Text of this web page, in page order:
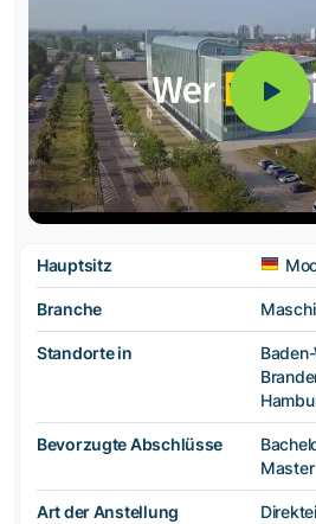
Hauptsitz
Branche
Standorte in
Bevorzugte Abschlüsse
Master
Art der Anstellung